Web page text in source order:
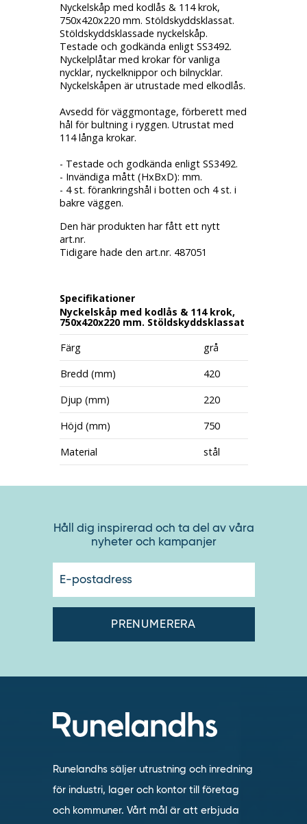
Nyckelskåp med kodlås & 114 krok,
750x420x220 mm. Stöldskyddsklassat.
Stöldskyddsklassade nyckelskåp.
Testade och godkända enligt SS3492.
Nyckelplåtar med krokar för vanliga
nycklar, nyckelknippor och bilnycklar.
Nyckelskåpen är utrustade med elkodlås.
Avsedd för väggmontage, förberett med
hål för bultning i ryggen. Utrustat med
114 långa krokar.
- Testade och godkända enligt SS3492.
- Invändiga mått (HxBxD): mm.
- 4 st. förankringshål i botten och 4 st. i
bakre väggen.
Den här produkten har fått ett nytt
art.nr.
Tidigare hade den art.nr. 487051
Specifikationer
Nyckelskåp med kodlås & 114 krok,
750x420x220 mm. Stöldskyddsklassat
Färg
grå
Bredd (mm)
420
Djup (mm)
220
Höjd (mm)
750
Material
stål
Håll dig inspirerad och ta del av våra
nyheter och kampanjer
Runelandhs säljer utrustning och inredning
för industri, lager och kontor till företag
och kommuner. Vårt mål är att erbjuda